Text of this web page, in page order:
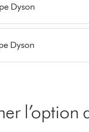
Dyson
Dyson
l’option